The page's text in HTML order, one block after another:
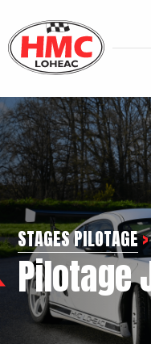
STAGES PILOTAGE
Pilotage